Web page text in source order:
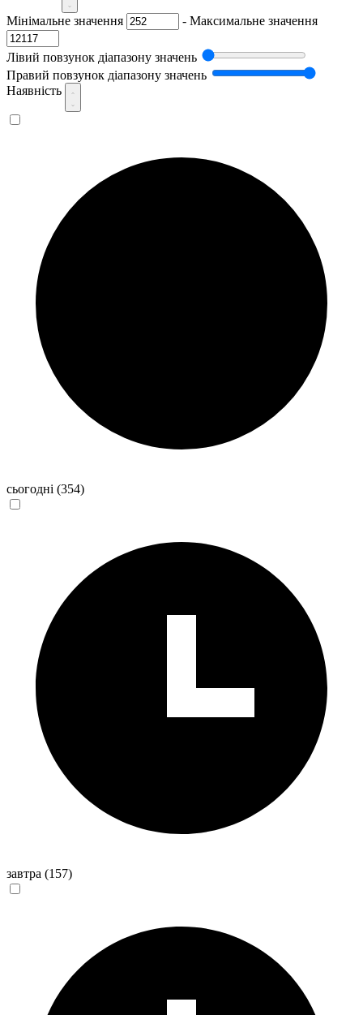
Мінімальне значення - Максимальне значення
Лівий повзунок діапазону значень
Правий повзунок діапазону значень
Наявність
сьогодні (354)
завтра (157)